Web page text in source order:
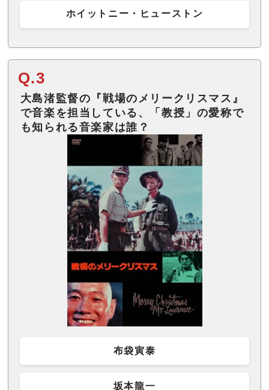
ホイットニー・ヒューストン
Q.3
大島渚監督の『戦場のメリークリスマス』
で音楽を担当している、「教授」の愛称で
布袋寅泰
坂本龍一